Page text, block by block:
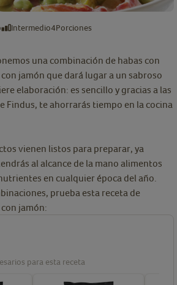
Intermedio4Porciones
una combinación de habas con
jamón que dará lugar a un sabroso
elaboración: es sencillo y gracias a las
Findus, te ahorrarás tiempo en la cocina
vienen listos para preparar, ya
al alcance de la mano alimentos
en cualquier época del año.
prueba esta receta de
jamón:
para esta receta